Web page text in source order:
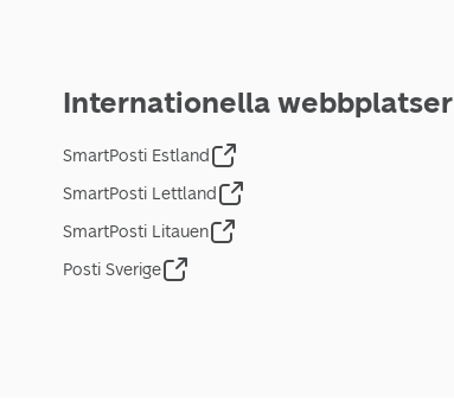
Internationella webbplatser
SmartPosti Estland
SmartPosti Lettland
SmartPosti Litauen
Posti Sverige